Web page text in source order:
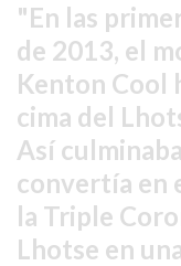
En las
de 2013, el
Kenton Cool
cima del
Así
convertía en
la Triple
Lhotse en